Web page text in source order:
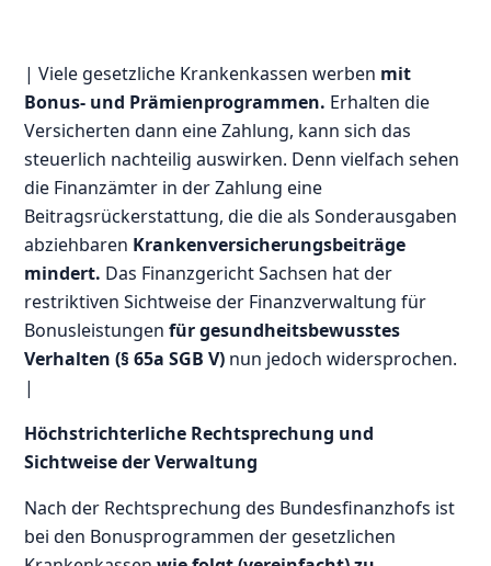
| Viele gesetzliche Krankenkassen werben mit
Bonus- und Prämienprogrammen. Erhalten die
Versicherten dann eine Zahlung, kann sich das
steuerlich nachteilig auswirken. Denn vielfach sehen
die Finanzämter in der Zahlung eine
Beitragsrückerstattung, die die als Sonderausgaben
abziehbaren Krankenversicherungsbeiträge
mindert. Das Finanzgericht Sachsen hat der
restriktiven Sichtweise der Finanzverwaltung für
Bonusleistungenfür gesundheitsbewusstes
Verhalten (§ 65a SGB V) nun jedoch widersprochen.
|
Höchstrichterliche Rechtsprechung und
Sichtweise der Verwaltung
Nach der Rechtsprechung des Bundesfinanzhofs ist
bei den Bonusprogrammen der gesetzlichen